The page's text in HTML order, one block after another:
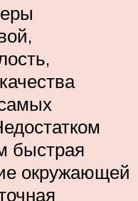
быстрая
окружающей